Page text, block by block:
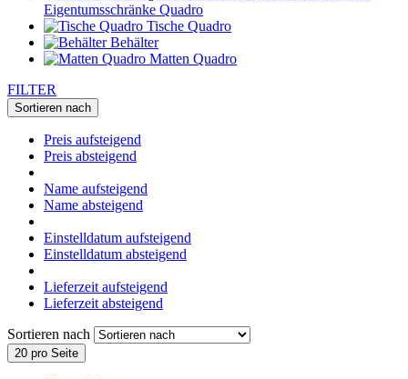
Eigentumsschränke Quadro
Tische Quadro
Behälter
Matten Quadro
FILTER
Sortieren nach
Preis aufsteigend
Preis absteigend
Name aufsteigend
Name absteigend
Einstelldatum aufsteigend
Einstelldatum absteigend
Lieferzeit aufsteigend
Lieferzeit absteigend
Sortieren nach
20 pro Seite